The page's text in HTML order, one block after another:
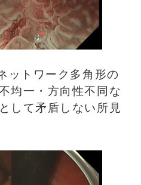
ットワーク多角形の
均一・方向性不同な
して矛盾しない所見